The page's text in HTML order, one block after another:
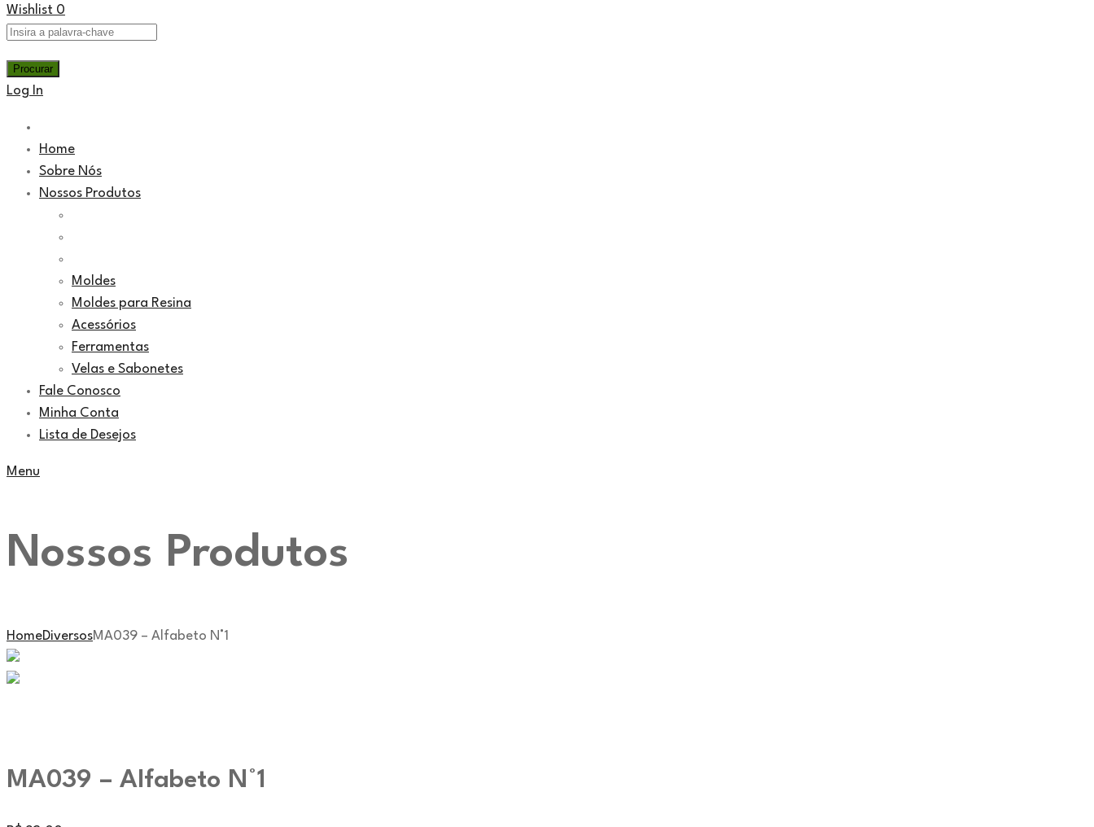
Wishlist 0
Log In
Home
Sobre Nós
Nossos Produtos
Moldes
Moldes para Resina
Acessórios
Ferramentas
Velas e Sabonetes
Fale Conosco
Minha Conta
Lista de Desejos
Menu
Nossos Produtos
HomeDiversosMA039 – Alfabeto N°1
MA039 – Alfabeto N°1